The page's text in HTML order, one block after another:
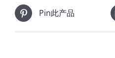
Pin此产品